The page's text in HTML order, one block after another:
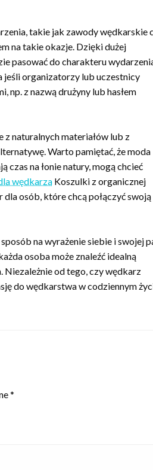
takie jak zawody wędkarskie
na takie okazje. Dzięki dużej
pasować do charakteru
jeśli organizatorzy lub uczestnicy
np. z nazwą drużyny lub hasłem
naturalnych materiałów lub z
Warto pamiętać, że moda
na łonie natury, mogą chcieć
wędkarza Koszulki z organicznej
osób, które chcą połączyć swoją
na wyrażenie siebie i swojej
osoba może znaleźć idealną
Niezależnie od tego, czy wędkarz
do wędkarstwa w codziennym
*